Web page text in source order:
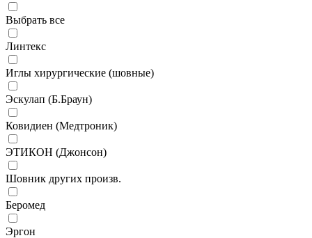
Выбрать все
Линтекс
Иглы хирургические (шовные)
Эскулап (Б.Браун)
Ковидиен (Медтроник)
ЭТИКОН (Джонсон)
Шовник других произв.
Беромед
Эргон